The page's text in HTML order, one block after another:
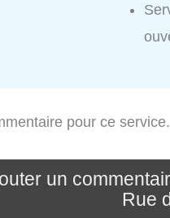
pour ce service.
un
Rue